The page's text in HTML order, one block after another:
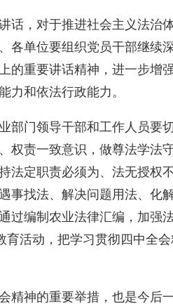
话，对于推进社会主义法治
各单位要组织党员干部继续
的重要讲话精神，进一步增
力和依法行政能力。
部门领导干部和工作人员要
权责一致意识，做尊法学法
法定职责必须为、法无授权
事找法、解决问题用法、化
过编制农业法律汇编，加强
育活动，把学习贯彻四中全
精神的重要举措，也是今后